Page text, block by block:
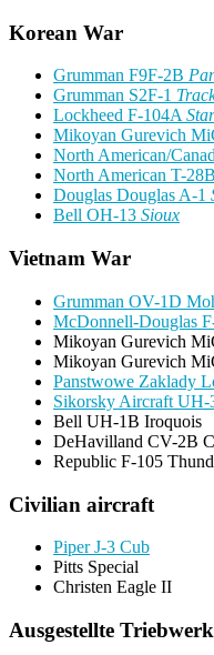
Korean War
Grumman F9F-2B
Grumman S2F-1
Lockheed F-104A
Mikoyan Gurevich
North American/
North American T-28B
Douglas Douglas A-1
Bell OH-13 Sioux
Vietnam War
Grumman OV-1D
McDonnell-Douglas
Mikoyan Gurevich
Mikoyan Gurevich
Panstwowe Zaklady
Sikorsky Aircraft UH-
Bell UH-1B Iroquois
DeHavilland CV-2B
Republic F-105
Civilian aircraft
Piper J-3 Cub
Pitts Special
Christen Eagle II
Ausgestellte